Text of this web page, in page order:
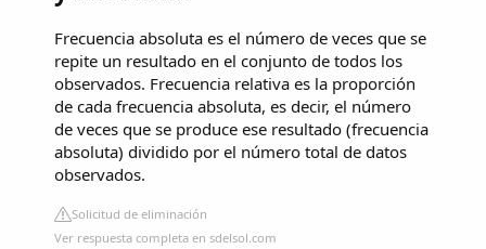
Frecuencia absoluta es el número de veces que se
repite un resultado en el conjunto de todos los
observados. Frecuencia relativa es la proporción
de cada frecuencia absoluta, es decir, el número
de veces que se produce ese resultado (frecuencia
absoluta) dividido por el número total de datos
observados.
Solicitud de eliminación
Ver respuesta completa en sdelsol.com